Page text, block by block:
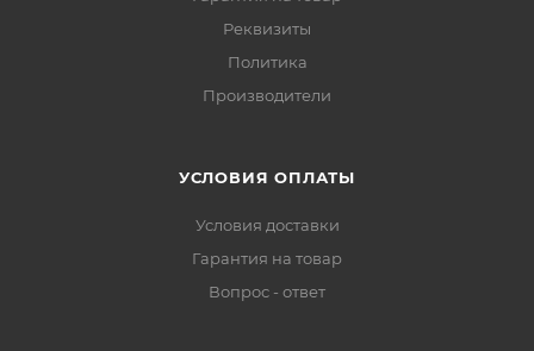
Реквизиты
Политика
Производители
УСЛОВИЯ ОПЛАТЫ
Условия доставки
Гарантия на товар
Вопрос - ответ